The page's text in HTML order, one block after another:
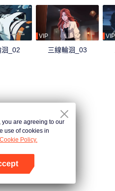
洄_02
VIP
三線輪洄_03
VIP
回家 第1季
you are agreeing to our
use of cookies in
Cookie Policy.